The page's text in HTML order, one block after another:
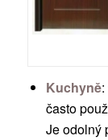
Kuchyně:
často
Je odolný